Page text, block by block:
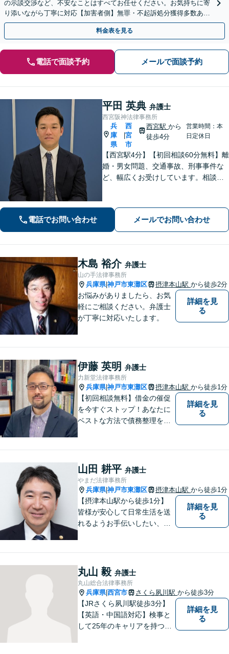
の示談交渉など、不安なことはすべてお任せください。お気持ちに寄
り添いながら丁寧に対応【加害者側】無罪・不起訴処分獲得多数あ
り。早期接見で速やかな解決を目指します。再犯防止にも注力
料金表を見る
電話で面談予約 メールで面談予約
平田 英典 弁護士
西宮阪神法律事務所
兵
庫
県
西
宮
市
西宮駅から
徒歩4分
営業時間：本
日定休日
【西宮駅4分】【初回相談60分無料】離
婚・男女問題、交通事故、刑事事件な
ど、幅広くお受けしています。相談者
を心がけています。ぜひご相談くださ
い。【休日・夜間面談可】【WEB面談
可】
電話でお問い合わせ メールでお問い合わせ
木島 裕介 弁護士
山の手法律事務所
兵庫県|神戸市東灘区 摂津本山駅 から徒歩2分
お悩みがありましたら、お気
軽にご相談ください。弁護士
が丁寧に対応いたします。
詳細を見
る
伊藤 英明 弁護士
力新堂法律事務所
兵庫県|神戸市東灘区 摂津本山駅 から徒歩1分
【初回相談無料】借金の催促
を今すぐストップ！あなたに
ベストな方法で債務整理をサ
イエンスの博士号も保有）と
交渉経験が豊富な弁護士
詳細を見
る
山田 耕平 弁護士
やまだ法律事務所
兵庫県|神戸市東灘区 摂津本山駅 から徒歩1分
【摂津本山駅から徒歩1分】
皆様が安心して日常生活を送
れるようお手伝いしたい、皆
たら、お気軽にご相談くださ
い。
詳細を見
る
丸山 毅 弁護士
丸山総合法律事務所
兵庫県|西宮市 さくら夙川駅 から徒歩3分
【JRさくら夙川駅徒歩3分】
【英語・中国語対応】検事と
して25年のキャリアを持つ弁
詳細を見
る